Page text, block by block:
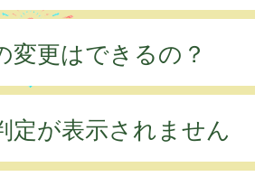
変更はできるの？
定が表示されません